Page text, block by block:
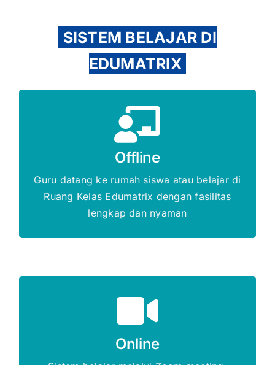
SISTEM BELAJAR DI
EDUMATRIX
Offline
Guru datang ke rumah siswa atau belajar di
Ruang Kelas Edumatrix dengan fasilitas
lengkap dan nyaman
Gratis Biaya Pendaftaran
DAFTAR SEKARANG
Online